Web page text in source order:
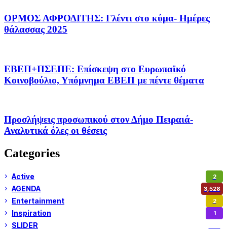
ΟΡΜΟΣ ΑΦΡΟΔΙΤΗΣ: Γλέντι στο κύμα- Ημέρες
θάλασσας 2025
ΕΒΕΠ+ΠΣΕΠΕ: Επίσκεψη στο Ευρωπαϊκό
Κοινοβούλιο, Υπόμνημα ΕΒΕΠ με πέντε θέματα
Προσλήψεις προσωπικού στον Δήμο Πειραιά-
Αναλυτικά όλες οι θέσεις
Categories
Active 2
AGENDA 3,528
Entertainment 2
Inspiration 1
SLIDER